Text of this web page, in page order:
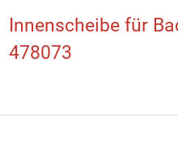
Innenscheibe für
478073